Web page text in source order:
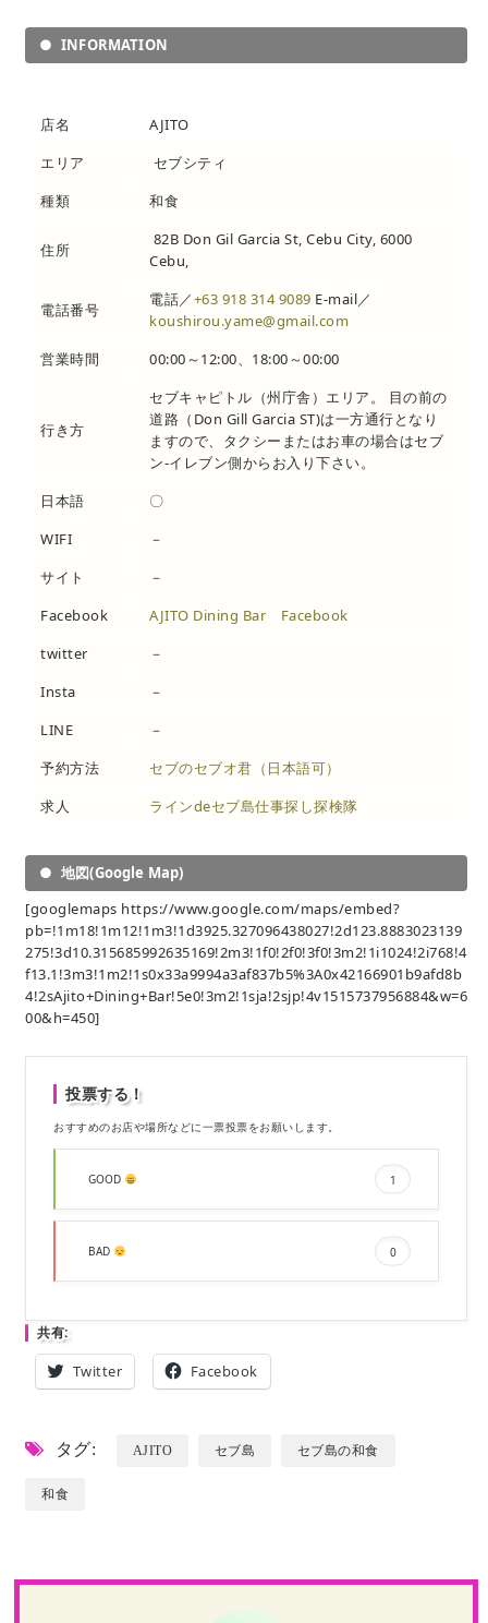
INFORMATION
店名
AJITO
エリア
セブシティ
種類
和食
住所
82B Don Gil Garcia St, Cebu City, 6000
Cebu,
電話番号
電話／+63 918 314 9089 E-mail／
koushirou.yame@gmail.com
営業時間
00:00～12:00、18:00～00:00
行き方
セブキャピトル（州庁舎）エリア。 目の前の
道路（Don Gill Garcia ST)は一方通行となり
ますので、タクシーまたはお車の場合はセブ
ン-イレブン側からお入り下さい。
日本語
〇
WIFI
－
サイト
－
Facebook
AJITO Dining Bar Facebook
twitter
－
Insta
－
LINE
－
予約方法
セブのセブオ君（日本語可）
求人
ラインdeセブ島仕事探し探検隊
地図(Google Map)
[googlemaps https://www.google.com/maps/embed?
pb=!1m18!1m12!1m3!1d3925.327096438027!2d123.8883023139
275!3d10.315685992635169!2m3!1f0!2f0!3f0!3m2!1i1024!2i768!4
f13.1!3m3!1m2!1s0x33a9994a3af837b5%3A0x42166901b9afd8b
4!2sAjito+Dining+Bar!5e0!3m2!1sja!2sjp!4v1515737956884&w=6
00&h=450]
投票する！
おすすめのお店や場所などに一票投票をお願いします。
GOOD 1
BAD 0
共有:
Twitter Facebook
タグ: AJITO セブ島 セブ島の和食
和食